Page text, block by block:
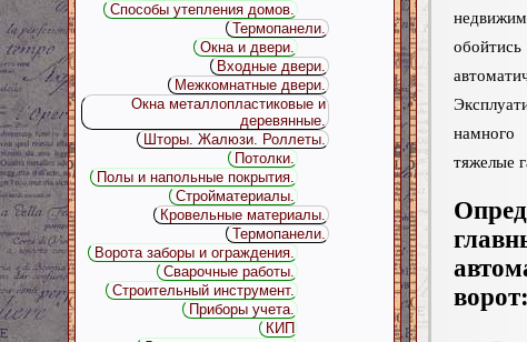
тяжелые
ворот:
Способы утепления домов.
Термопанели.
Окна и двери.
Входные двери.
Межкомнатные двери.
Окна металлопластиковые и
деревянные.
Шторы. Жалюзи. Роллеты.
Потолки.
Полы и напольные покрытия.
Стройматериалы.
Кровельные материалы.
Термопанели.
Ворота заборы и ограждения.
Сварочные работы.
Строительный инструмент.
Приборы учета.
КИП